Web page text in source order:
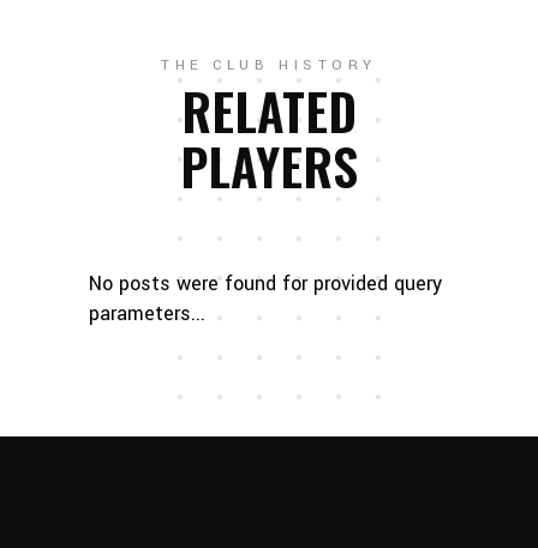
THE CLUB HISTORY
RELATED
PLAYERS
No posts were found for provided query
parameters...